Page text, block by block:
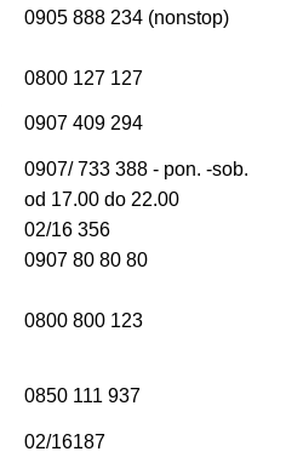
0905 888 234 (nonstop)
0800 127 127
0907 409 294
0907/ 733 388 - pon. -sob.
od 17.00 do 22.00
02/16 356
0907 80 80 80
0800 800 123
0850 111 937
02/16187